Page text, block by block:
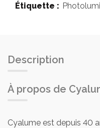
Étiquette :
Description
À propos de
Cyalume est depuis 40